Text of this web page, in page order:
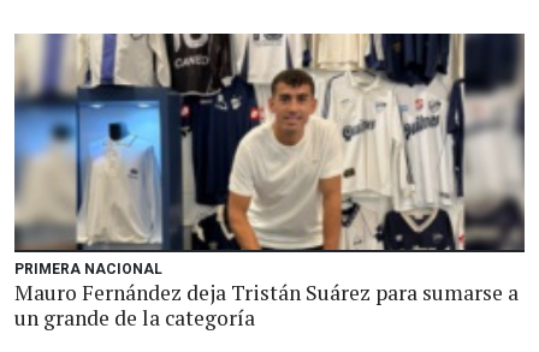
PRIMERA NACIONAL
Mauro Fernández deja Tristán Suárez para sumarse a
un grande de la categoría